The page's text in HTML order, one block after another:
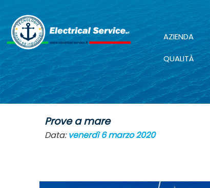
AZIENDA
QUALITÀ
Prove a mare
Data:venerdì 6 marzo 2020